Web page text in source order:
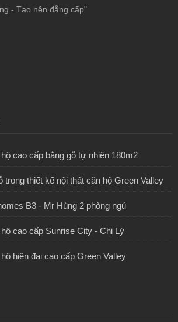
- Tạo nên đẳng cấp"
cao cấp bằng gỗ tự nhiên 180m2
trong thiết kế nội thất căn hộ Green Valley
B3 - Mr Hùng 2 phòng ngủ
cao cấp Sunrise City - Chị Lý
hiện đại cao cấp Green Valley